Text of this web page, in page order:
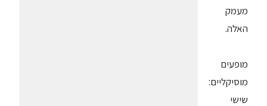
מעמק
האלה.
מופעים
מוסיקליים:
שישי